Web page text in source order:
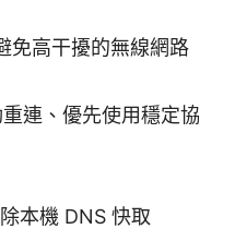
免高干擾的無線網路
連、優先使用穩定協
本機 DNS 快取